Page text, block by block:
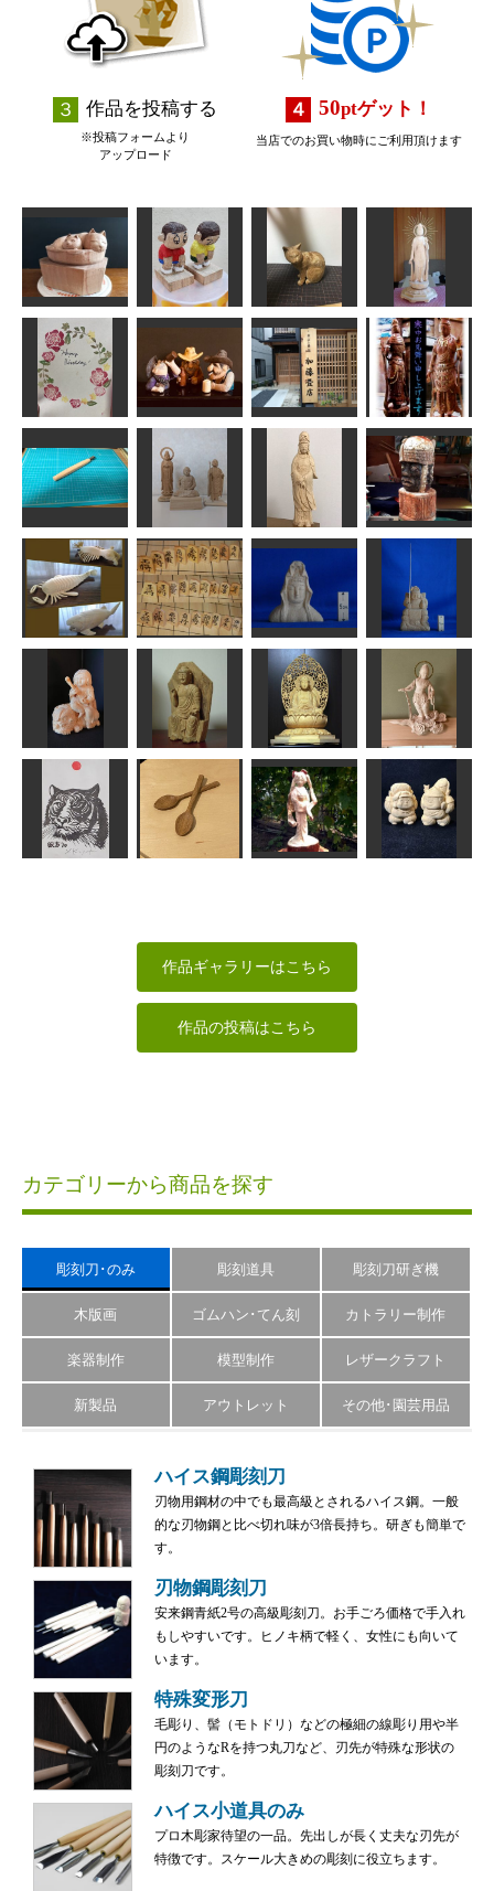
作品を投稿する
※投稿フォームより
アップロード
50ptゲット！
当店でのお買い物時にご利用頂けます
なべ猫
N（エヌ）
ごめんなさい 横を向いた猫
波間
瑠璃観音菩薩
きいろちゃん
誕生日カード 酔いどれ3人衆
MINI
加藤畳店の看
板
katokn
聖観音75㎝
sigesama
彫刻刀 風紋
１号
風紋
仏像
にっさん
仏像彫刻を初
めて4作品目
雪道
マヤの人
sigesama
古生代の海の
覇者
ken
将棋駒
fuku
大船白衣観音
上半身像
ta-chann
恵比寿様
ta-chann
童文殊
Issay
釈迦如来倚像
ちゅうさん
釈迦如来坐像
はぐれ庵
雲中供養菩薩
像南20号
みっちゃん
ン
初音ミク
作品ギャラリーはこちら
作品の投稿はこちら
カテゴリーから商品を探す
彫刻刀･のみ 彫刻道具 彫刻刀研ぎ機
木版画 ゴムハン･てん刻 カトラリー制作
楽器制作 模型制作 レザークラフト
新製品 アウトレット その他･園芸用品
ハイス鋼彫刻刀
刃物用鋼材の中でも最高級とされるハイス鋼。一般
的な刃物鋼と比べ切れ味が3倍長持ち。研ぎも簡単で
す。
刃物鋼彫刻刀
安来鋼青紙2号の高級彫刻刀。お手ごろ価格で手入れ
もしやすいです。ヒノキ柄で軽く、女性にも向いて
います。
特殊変形刀
毛彫り、髻（モトドリ）などの極細の線彫り用や半
円のようなRを持つ丸刀など、刃先が特殊な形状の
彫刻刀です。
ハイス小道具のみ
プロ木彫家待望の一品。先出しが長く丈夫な刃先が
特徴です。スケール大きめの彫刻に役立ちます。